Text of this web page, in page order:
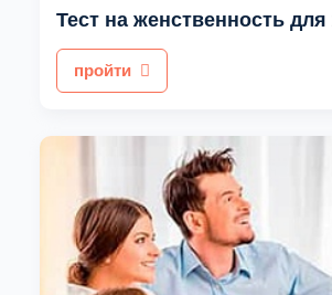
Тест на женственность
пройти